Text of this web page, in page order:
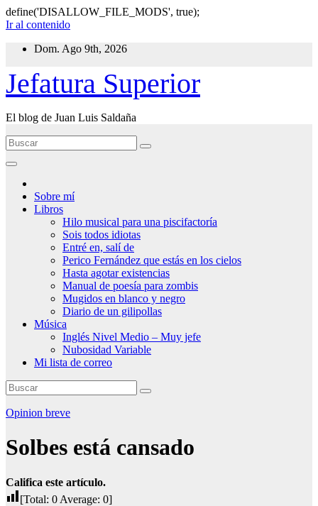
define('DISALLOW_FILE_MODS', true);
Ir al contenido
Dom. Ago 9th, 2026
Jefatura Superior
El blog de Juan Luis Saldaña
Sobre mí
Libros
Hilo musical para una piscifactoría
Sois todos idiotas
Entré en, salí de
Perico Fernández que estás en los cielos
Hasta agotar existencias
Manual de poesía para zombis
Mugidos en blanco y negro
Diario de un gilipollas
Música
Inglés Nivel Medio – Muy jefe
Nubosidad Variable
Mi lista de correo
Opinion breve
Solbes está cansado
Califica este artículo.
[Total: 0 Average: 0]